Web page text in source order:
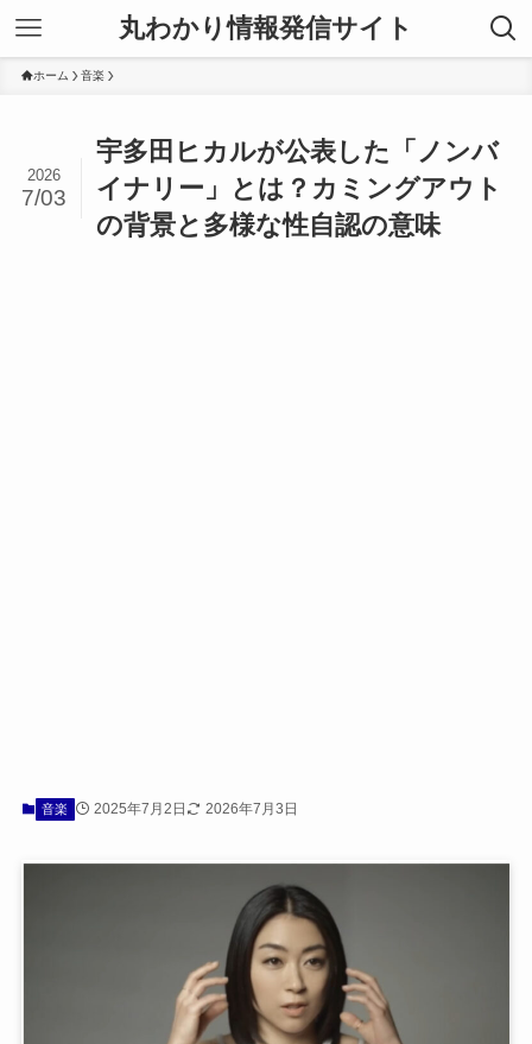
丸わかり情報発信サイト
ホーム 音楽
宇多田ヒカルが公表した「ノンバ
イナリー」とは？カミングアウト
の背景と多様な性自認の意味
2026
7/03
音楽 2025年7月2日 2026年7月3日